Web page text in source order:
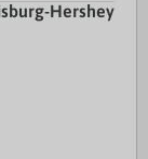
Hershey